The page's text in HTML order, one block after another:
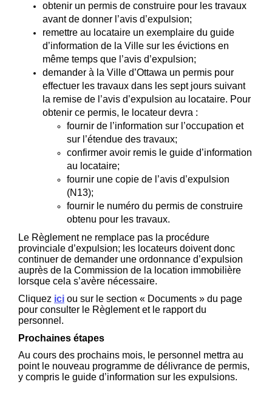
obtenir un permis de construire pour les travaux
avant de donner l’avis d’expulsion;
remettre au locataire un exemplaire du guide
d’information de la Ville sur les évictions en
même temps que l’avis d’expulsion;
demander à la Ville d’Ottawa un permis pour
effectuer les travaux dans les sept jours suivant
la remise de l’avis d’expulsion au locataire. Pour
obtenir ce permis, le locateur devra :
fournir de l’information sur l’occupation et
sur l’étendue des travaux;
confirmer avoir remis le guide d’information
au locataire;
fournir une copie de l’avis d’expulsion
(N13);
fournir le numéro du permis de construire
obtenu pour les travaux.
Le Règlement ne remplace pas la procédure
provinciale d’expulsion; les locateurs doivent donc
continuer de demander une ordonnance d’expulsion
auprès de la Commission de la location immobilière
lorsque cela s’avère nécessaire.
Cliquez ici(Liens externes)
ou sur le section « Documents » du page
pour consulter le Règlement et le rapport du
personnel.
Prochaines étapes
Au cours des prochains mois, le personnel mettra au
point le nouveau programme de délivrance de permis,
y compris le guide d’information sur les expulsions.